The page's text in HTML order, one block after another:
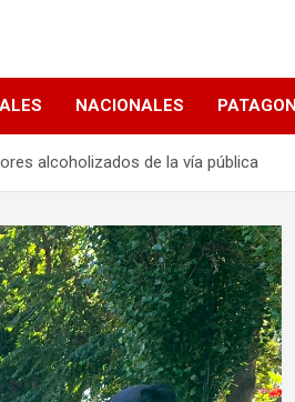
NACIONALES
alcoholizados de la vía pública